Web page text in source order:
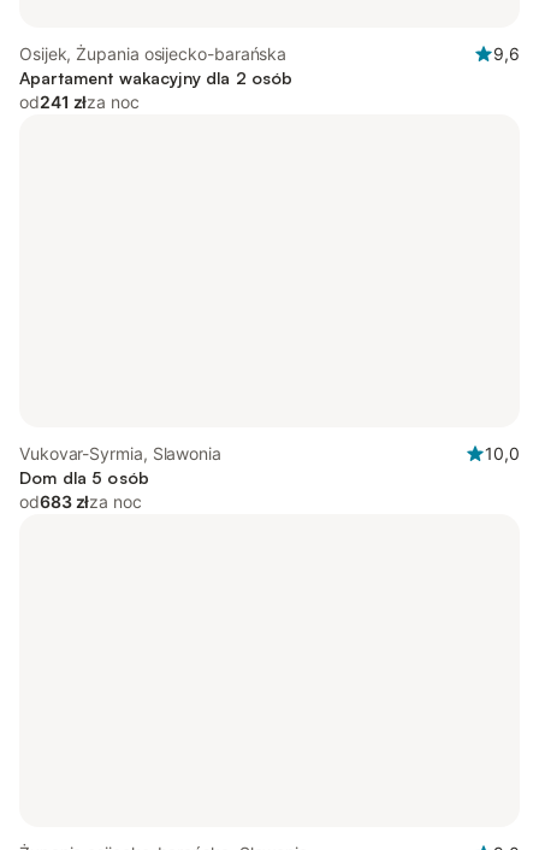
Osijek, Żupania osijecko-barańska
9,6
Apartament wakacyjny dla 2 osób
od241 złza noc
Vukovar-Syrmia, Slawonia
10,0
Dom dla 5 osób
od683 złza noc